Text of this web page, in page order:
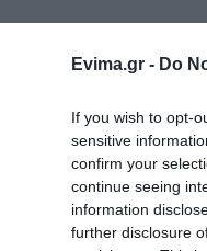
Evima.gr - Do
If you wish to opt-
sensitive
confirm your
continue seeing
information
further disclosure
ΔΕΥΑΕ
– Διακοπή